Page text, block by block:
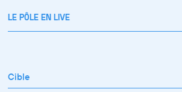
LE PÔLE EN LIVE
Cible